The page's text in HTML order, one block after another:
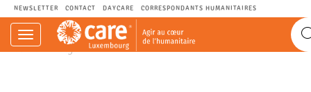
NEWSLETTER CONTACT DAYCARE CORRESPONDANTS HUMANITAIRES
Navigation
einblenden
CARE.LU - Agir au cœur de l’humanitaire.